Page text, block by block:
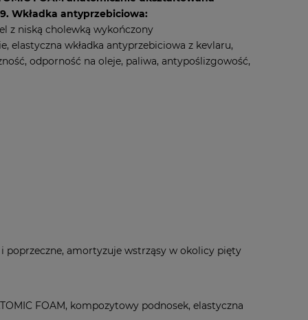
Wkładka antyprzebiciowa:
z niską cholewką wykończony
elastyczna wkładka antyprzebiciowa z kevlaru,
odporność na oleje, paliwa, antypoślizgowość,
i poprzeczne, amortyzuje wstrząsy w okolicy pięty
FOAM, kompozytowy podnosek, elastyczna